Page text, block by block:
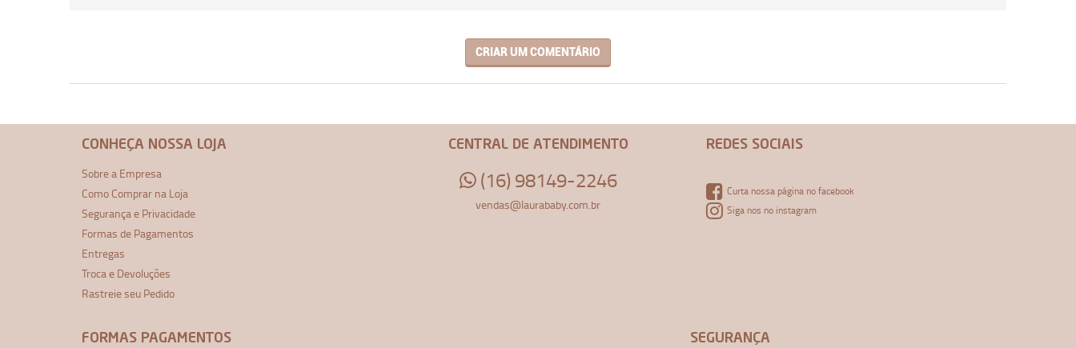
CRIAR UM COMENTÁRIO
CONHEÇA NOSSA LOJA
Sobre a Empresa
Como Comprar na Loja
Segurança e Privacidade
Formas de Pagamentos
Entregas
Troca e Devoluções
Rastreie seu Pedido
CENTRAL DE ATENDIMENTO
(16) 98149-2246
vendas@laurababy.com.br
REDES SOCIAIS
Curta nossa página no facebook
Siga nos no instagram
FORMAS PAGAMENTOS SEGURANÇA